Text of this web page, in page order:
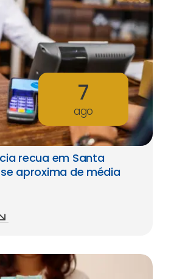
7
ago
recua em Santa
aproxima de média